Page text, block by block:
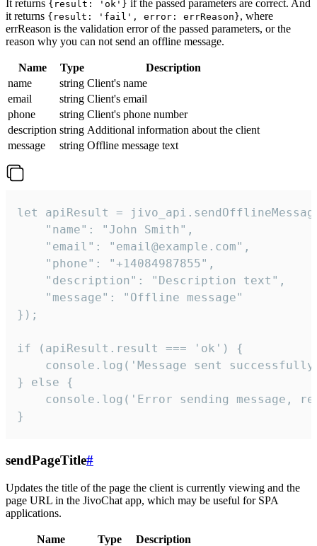
It returns {result: 'ok'} if the passed parameters are correct. And
it returns {result: 'fail', error: errReason}, where
errReason is the validation error of the passed parameters, or the
reason why you can not send an offline message.
Name Type
Description
name
string Client's name
email
string Client's email
phone
string Client's phone number
description string Additional information about the client
message
string Offline message text
let apiResult =
    "name": "John Smith",
    "email": "email@example.com",
    "phone": "+14084987855",
    "description": "Description text",
    "message": "Offline message"
});
if (apiResult.result === 'ok') {
console.log('Message sent
} else {
console.log('Error sending message,
}
sendPageTitle#
Updates the title of the page the client is currently viewing and the
page URL in the JivoChat app, which may be useful for SPA
applications.
Name Type
Description